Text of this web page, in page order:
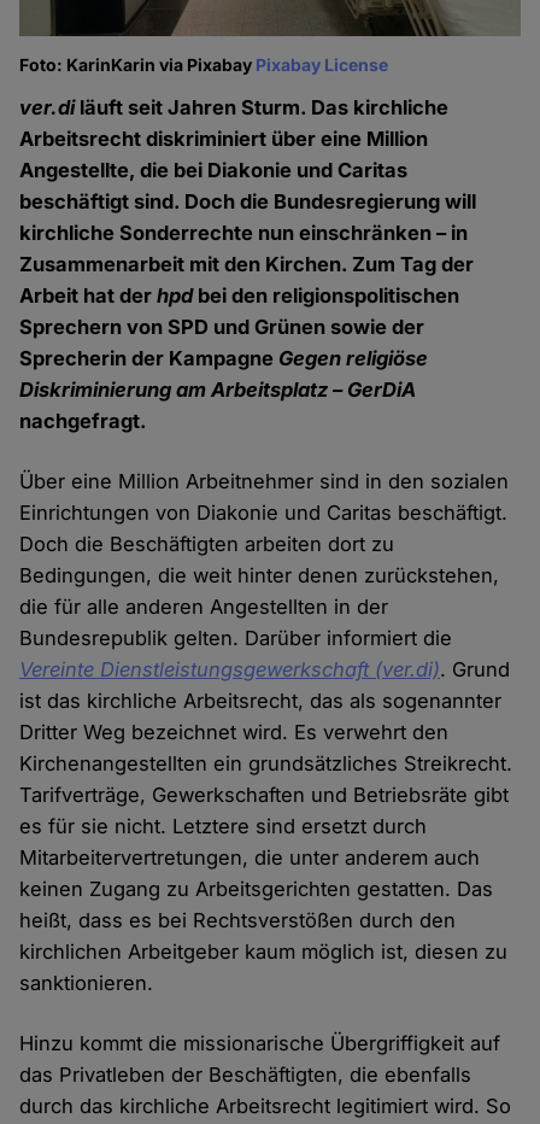
Foto: KarinKarin via Pixabay Pixabay License
ver.diläuft seit Jahren Sturm. Das kirchliche
Arbeitsrecht diskriminiert über eine Million
Angestellte, die bei Diakonie und Caritas
beschäftigt sind. Doch die Bundesregierung will
kirchliche Sonderrechte nun einschränken – in
Zusammenarbeit mit den Kirchen. Zum Tag der
Arbeit hat derhpdbei den religionspolitischen
Sprechern von SPD und Grünen sowie der
Sprecherin der Kampagne Gegen religiöse
Diskriminierung am Arbeitsplatz – GerDiA
nachgefragt.
Über eine Million Arbeitnehmer sind in den sozialen
Einrichtungen von Diakonie und Caritas beschäftigt.
Doch die Beschäftigten arbeiten dort zu
Bedingungen, die weit hinter denen zurückstehen,
die für alle anderen Angestellten in der
Bundesrepublik gelten. Darüber informiert die
Vereinte Dienstleistungsgewerkschaft (ver.di). Grund
ist das kirchliche Arbeitsrecht, das als sogenannter
Dritter Weg bezeichnet wird. Es verwehrt den
Kirchenangestellten ein grundsätzliches Streikrecht.
Tarifverträge, Gewerkschaften und Betriebsräte gibt
es für sie nicht. Letztere sind ersetzt durch
Mitarbeitervertretungen, die unter anderem auch
keinen Zugang zu Arbeitsgerichten gestatten. Das
heißt, dass es bei Rechtsverstößen durch den
kirchlichen Arbeitgeber kaum möglich ist, diesen zu
sanktionieren.
Hinzu kommt die missionarische Übergriffigkeit auf
das Privatleben der Beschäftigten, die ebenfalls
durch das kirchliche Arbeitsrecht legitimiert wird. So